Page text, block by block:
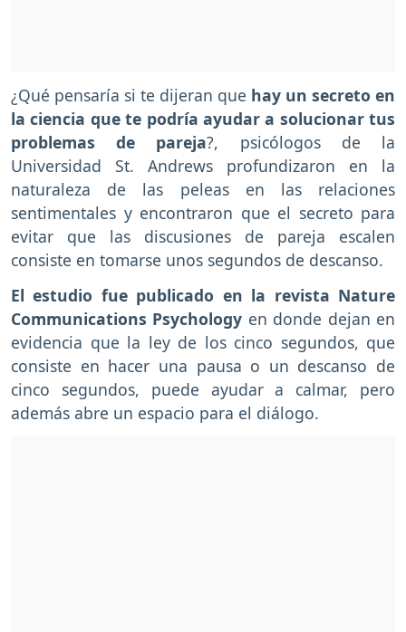
¿Qué pensaría si te dijeran que hay un secreto en
la ciencia que te podría ayudar a solucionar tus
problemas de pareja?, psicólogos de la
Universidad St. Andrews profundizaron en la
naturaleza de las peleas en las relaciones
sentimentales y encontraron que el secreto para
evitar que las discusiones de pareja escalen
consiste en tomarse unos segundos de descanso.
El estudio fue publicado en la revista Nature
Communications Psychology en donde dejan en
evidencia que la ley de los cinco segundos, que
consiste en hacer una pausa o un descanso de
cinco segundos, puede ayudar a calmar, pero
además abre un espacio para el diálogo.